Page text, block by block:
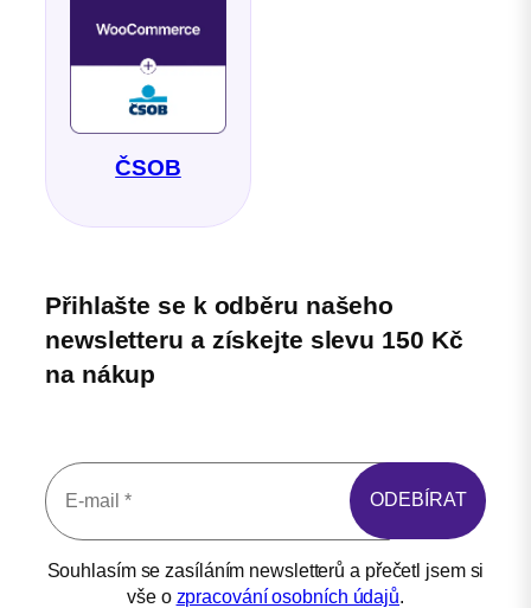
ČSOB
Přihlašte se k odběru našeho
newsletteru a získejte slevu 150 Kč
na nákup
Souhlasím se zasíláním newsletterů a přečetl jsem si
vše o zpracování osobních údajů.